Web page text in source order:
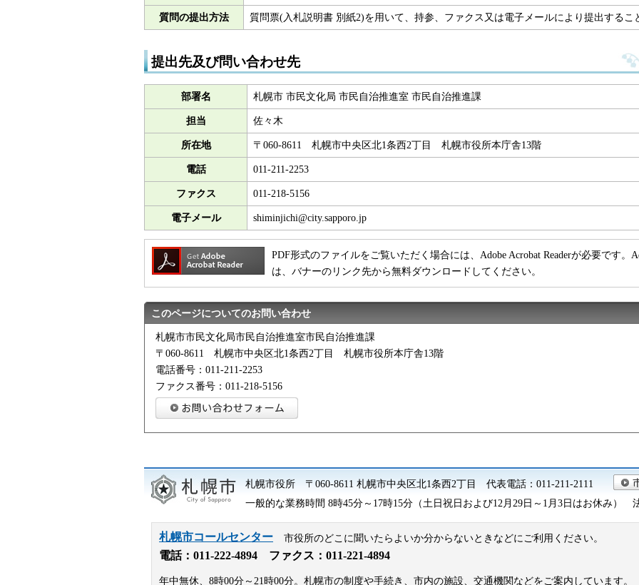
質問の提出方法 質問票(入札説明書 別紙2)を用いて、持参、ファクス又は電子メールにより提出するこ
提出先及び問い合わせ先
部署名 札幌市 市民文化局 市民自治推進室 市民自治推進課
担当 佐々木
所在地 〒060-8611 札幌市中央区北1条西2丁目 札幌市役所本庁舎13階
電話 011-211-2253
ファクス 011-218-5156
電子メール shiminjichi@city.sapporo.jp
PDF形式のファイルをご覧いただく場合には、Adobe Acrobat Readerが必要です。
は、バナーのリンク先から無料ダウンロードしてください。
このページについてのお問い合わせ
札幌市市民文化局市民自治推進室市民自治推進課
〒060-8611 札幌市中央区北1条西2丁目 札幌市役所本庁舎13階
電話番号：011-211-2253
ファクス番号：011-218-5156
札幌市役所 〒060-8611 札幌市中央区北1条西2丁目 代表電話：011-211-2111
一般的な業務時間 8時45分～17時15分（土日祝日および12月29日～1月3日はお休み）
札幌市コールセンター 市役所のどこに聞いたらよいか分からないときなどにご利用ください。
電話： 011-222-4894 ファクス：011-221-4894
年中無休、8時00分～21時00分。札幌市の制度や手続き、市内の施設、交通機関などをご案内しています。